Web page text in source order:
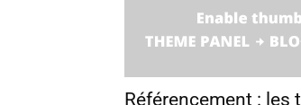
Référencement : les